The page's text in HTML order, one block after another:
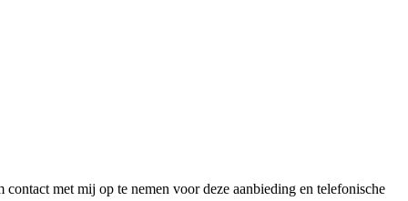
met mij op te nemen voor deze aanbieding en telefonische